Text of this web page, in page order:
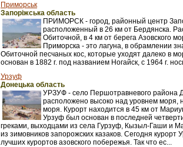
Приморськ
Запоріжська область
ПРИМОРСК - город, районный центр
расположенный в 26 км от Бердянска.
Обиточной, в 4 км от берега Азовского
Приморска - это лагуна, в обрамлении
Обиточной песчаных кос, которые уходят далеко в
основан в 1882 г. под названием Ногайск, с 1964 г.
Урзуф
Донецька область
УРЗУФ - село Першотравневого района
расположено высоко над уровнем моря,
моря. Курорт находится в 45 км от
Урзуф был основан в последней
греками, выходцами из села Гурзуф, Кызыл-Гаши и
из зимовников запорожских казаков. Сегодня курорт
лучших курортов азовского побережья. Так что ес...